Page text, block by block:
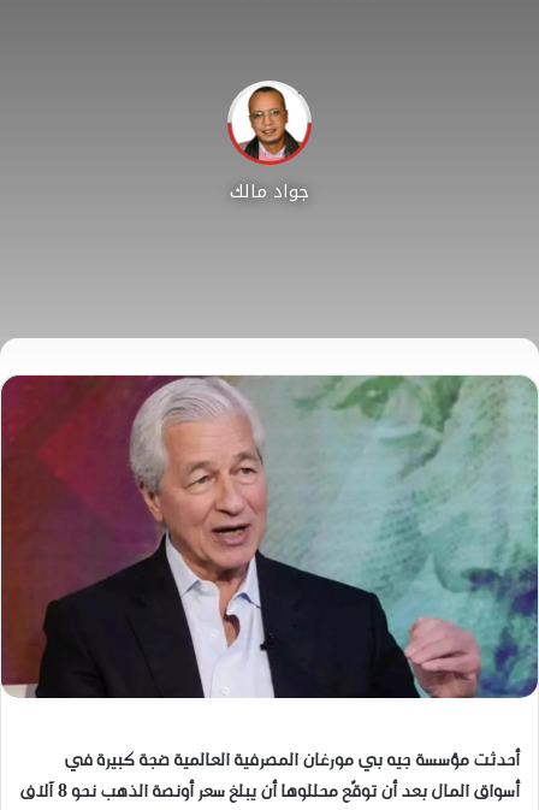
جواد مالك
أحدثت مؤسسة جيه بي مورغان المصرفية العالمية ضجة كبيرة في
أسواق المال بعد أن توقّع محللوها أن يبلغ سعر أونصة الذهب نحو 8 آلاف